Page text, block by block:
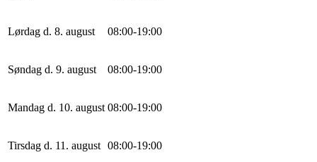
Lørdag d. 8. august 08:00-19:00
Søndag d. 9. august 08:00-19:00
Mandag d. 10. august 08:00-19:00
Tirsdag d. 11. august 08:00-19:00